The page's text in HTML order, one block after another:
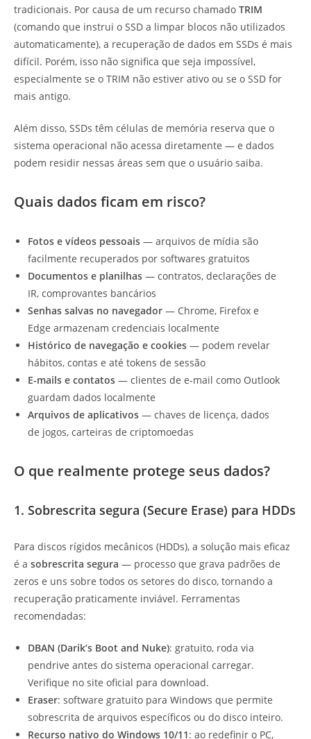
tradicionais. Por causa de um recurso chamado TRIM
(comando que instrui o SSD a limpar blocos não utilizados
automaticamente), a recuperação de dados em SSDs é mais
difícil. Porém, isso não significa que seja impossível,
especialmente se o TRIM não estiver ativo ou se o SSD for
mais antigo.
Além disso, SSDs têm células de memória reserva que o
sistema operacional não acessa diretamente — e dados
podem residir nessas áreas sem que o usuário saiba.
Quais dados ficam em risco?
Fotos e vídeos pessoais — arquivos de mídia são
facilmente recuperados por softwares gratuitos
Documentos e planilhas — contratos, declarações de
IR, comprovantes bancários
Senhas salvas no navegador — Chrome, Firefox e
Edge armazenam credenciais localmente
Histórico de navegação e cookies — podem revelar
hábitos, contas e até tokens de sessão
E-mails e contatos — clientes de e-mail como Outlook
guardam dados localmente
Arquivos de aplicativos — chaves de licença, dados
de jogos, carteiras de criptomoedas
O que realmente protege seus dados?
1. Sobrescrita segura (Secure Erase) para HDDs
Para discos rígidos mecânicos (HDDs), a solução mais eficaz
é a sobrescrita segura — processo que grava padrões de
zeros e uns sobre todos os setores do disco, tornando a
recuperação praticamente inviável. Ferramentas
recomendadas:
DBAN (Darik’s Boot and Nuke): gratuito, roda via
pendrive antes do sistema operacional carregar.
Verifique no site oficial para download.
Eraser: software gratuito para Windows que permite
sobrescrita de arquivos específicos ou do disco inteiro.
Recurso nativo do Windows 10/11: ao redefinir o PC,